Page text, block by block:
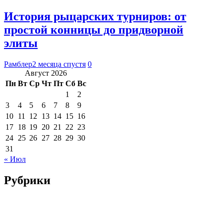
История рыцарских турниров: от
простой конницы до придворной
элиты
Рамблер2 месяца спустя 0
Август 2026
Пн Вт Ср Чт Пт Сб Вс
1
2
3
4 5 6 7 8
9
10 11 12 13 14 15 16
17 18 19 20 21 22 23
24 25 26 27 28 29 30
31
« Июл
Рубрики